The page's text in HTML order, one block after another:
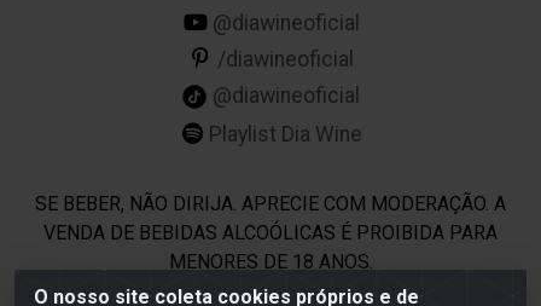
O nosso site coleta cookies próprios e de
@diawineoficial
/diawineoficial
@diawineoficial
Playlist Dia Wine
SE BEBER, NÃO DIRIJA. APRECIE COM MODERAÇÃO. A
VENDA DE BEBIDAS ALCOÓLICAS É PROIBIDA PARA
MENORES DE 18 ANOS.